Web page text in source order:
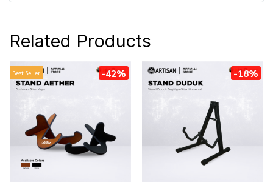
Related Products
Best Seller -42% -18%